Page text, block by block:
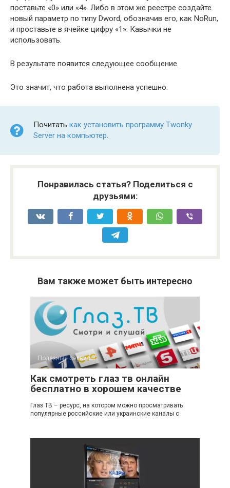
поставьте «0» или «4». Либо в этом же реестре создайте
новый параметр по типу Dword, обозначив его, как NoRun,
и проставьте в ячейке цифру «1». Кавычки не
использовать.
В результате появится следующее сообщение.
Это значит, что работа выполнена успешно.
Почитать как установить программу Twonky
Server на компьютер.
Понравилась статья? Поделиться с
друзьями:
Вам также может быть интересно
Полезные сервисы
Как смотреть глаз тв онлайн
бесплатно в хорошем качестве
Глаз ТВ – ресурс, на котором можно просматривать
популярные российские или украинские каналы с